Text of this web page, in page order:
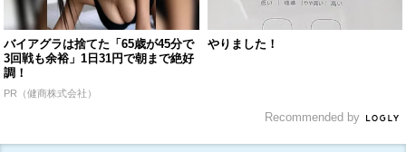
バイアグラは捨てた「65歳が45分で
3回戦も余裕」1日31円で朝まで絶好
調！
PR（健商株式会社）
やりました！
Recommended by